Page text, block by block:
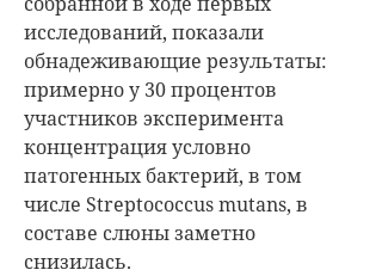
исследований, показали
обнадеживающие результаты:
примерно у 30 процентов
участников эксперимента
концентрация условно
патогенных бактерий, в том
числе Streptococcus mutans, в
составе слюны заметно
снизилась.